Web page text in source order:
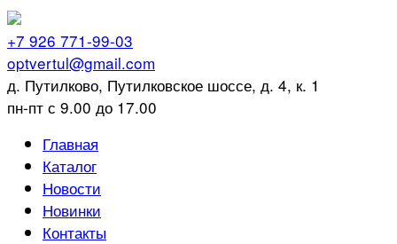
+7 926 771-99-03
optvertul@gmail.com
д. Путилково, Путилковское шоссе, д. 4, к. 1
пн-пт с 9.00 до 17.00
Главная
Каталог
Новости
Новинки
Контакты